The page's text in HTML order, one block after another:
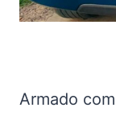
Armado